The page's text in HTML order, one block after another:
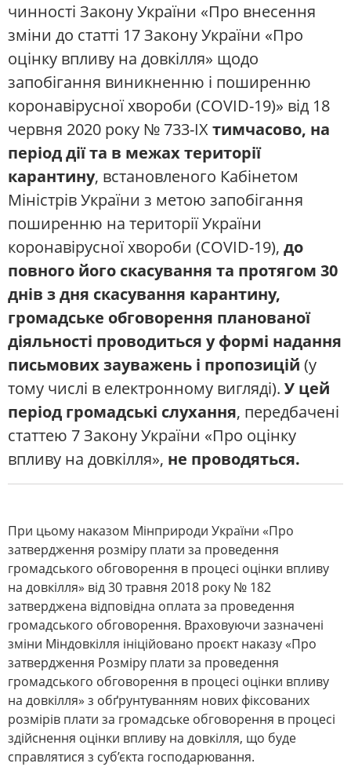
чинності Закону України «Про внесення
зміни до статті 17 Закону України «Про
оцінку впливу на довкілля» щодо
запобігання виникненню і поширенню
коронавірусної хвороби (COVID-19)» від 18
червня 2020 року № 733-IXтимчасово, на
період дії та в межах території
карантину, встановленого Кабінетом
Міністрів України з метою запобігання
поширенню на території України
коронавірусної хвороби (COVID-19), до
повного його скасування та протягом 30
днів з дня скасування карантину,
громадське обговорення планованої
діяльності проводиться у формі надання
письмових зауважень і пропозицій (у
тому числі в електронному вигляді). У цей
період громадські слухання, передбачені
статтею 7 Закону України «Про оцінку
впливу на довкілля», не проводяться.
При цьому наказом Мінприроди України «Про
затвердження розміру плати за проведення
громадського обговорення в процесі оцінки впливу
на довкілля» від 30 травня 2018 року № 182
затверджена відповідна оплата за проведення
громадського обговорення. Враховуючи зазначені
зміни Міндовкілля ініційовано проєкт наказу «Про
затвердження Розміру плати за проведення
громадського обговорення в процесі оцінки впливу
на довкілля» з обґрунтуванням нових фіксованих
розмірів плати за громадське обговорення в процесі
здійснення оцінки впливу на довкілля, що буде
справлятися з суб’єкта господарювання.